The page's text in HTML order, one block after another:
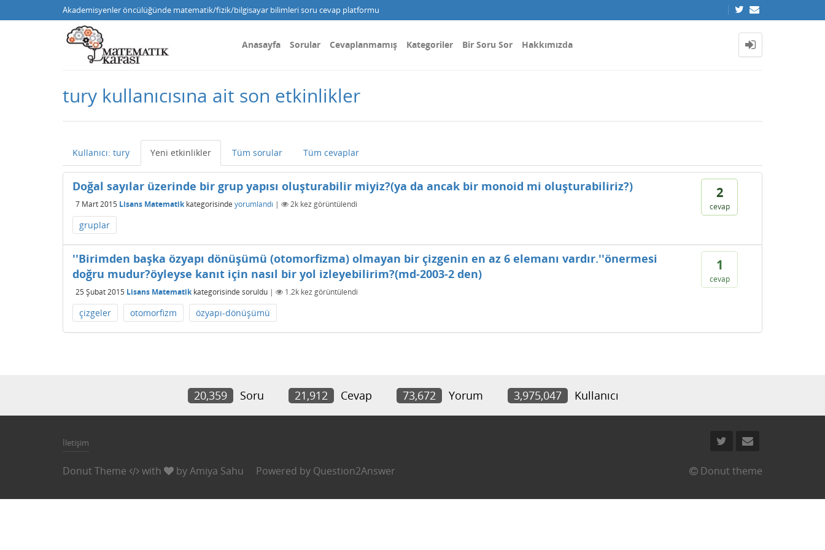
Akademisyenler öncülüğünde matematik/fizik/bilgisayar bilimleri soru cevap platformu
Anasayfa Sorular Cevaplanmamış Kategoriler Bir Soru Sor Hakkımızda
tury kullanıcısına ait son etkinlikler
Kullanıcı: tury Yeni etkinlikler Tüm sorular Tüm cevaplar
2
cevap
Doğal sayılar üzerinde bir grup yapısı oluşturabilir miyiz?(ya da ancak bir monoid mi oluşturabiliriz?)
7 Mart 2015 Lisans Matematikkategorisinde yorumlandı | 2k kez görüntülendi
gruplar
1
cevap
''Birimden başka özyapı dönüşümü (otomorfizma) olmayan bir çizgenin en az 6 elemanı vardır.''önermesi
doğru mudur?öyleyse kanıt için nasıl bir yol izleyebilirim?(md-2003-2 den)
25 Şubat 2015 Lisans Matematikkategorisinde soruldu | 1.2k kez görüntülendi
çizgeler otomorfizm özyapı-dönüşümü
20,359 Soru 21,912 Cevap 73,672 Yorum 3,975,047 Kullanıcı
İletişim
Donut Theme with byAmiya Sahu Powered by Question2Answer Donut theme